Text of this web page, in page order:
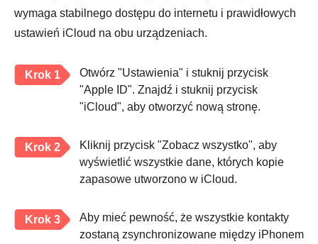
wymaga stabilnego dostępu do internetu i prawidłowych
ustawień iCloud na obu urządzeniach.
Krok 1
Otwórz "Ustawienia" i stuknij przycisk
"Apple ID". Znajdź i stuknij przycisk
"iCloud", aby otworzyć nową stronę.
Krok 2
Kliknij przycisk "Zobacz wszystko", aby
wyświetlić wszystkie dane, których kopie
zapasowe utworzono w iCloud.
Krok 3
Aby mieć pewność, że wszystkie kontakty
zostaną zsynchronizowane między iPhonem